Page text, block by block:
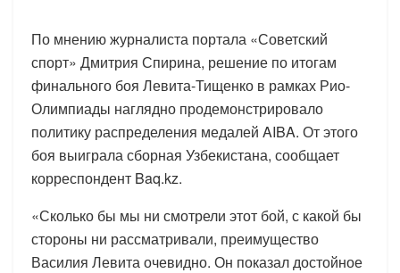
По мнению журналиста портала «Советский
спорт» Дмитрия Спирина, решение по итогам
финального боя Левита-Тищенко в рамках Рио-
Олимпиады наглядно продемонстрировало
политику распределения медалей AIBA. От этого
боя выиграла сборная Узбекистана, сообщает
корреспондент Baq.kz.
«Сколько бы мы ни смотрели этот бой, с какой бы
стороны ни рассматривали, преимущество
Василия Левита очевидно. Он показал достойное